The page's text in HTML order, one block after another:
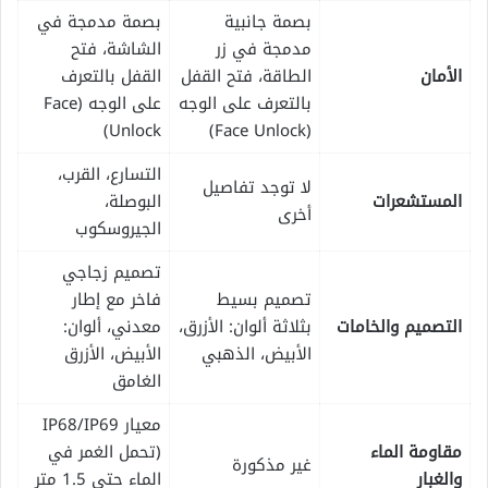
الأمان
بصمة جانبية
مدمجة في زر
الطاقة، فتح القفل
بالتعرف على الوجه
(Face Unlock)
بصمة مدمجة في
الشاشة، فتح
القفل بالتعرف
على الوجه (Face
Unlock)
المستشعرات
لا توجد تفاصيل
أخرى
التسارع، القرب،
البوصلة،
الجيروسكوب
التصميم والخامات
تصميم بسيط
بثلاثة ألوان: الأزرق،
الأبيض، الذهبي
تصميم زجاجي
فاخر مع إطار
معدني، ألوان:
الأبيض، الأزرق
الغامق
مقاومة الماء
والغبار
غير مذكورة
معيار IP68/IP69
(تحمل الغمر في
الماء حتى 1.5 متر